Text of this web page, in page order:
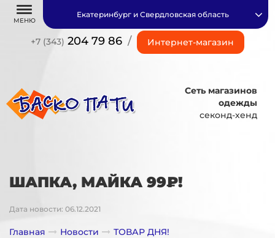
МЕНЮ
+7 (343) 204 79 86 / Интернет-магазин
Екатеринбург и Свердловская область
Сеть магазинов
одежды
секонд-хенд
ШАПКА, МАЙКА 99₽!
Дата новости: 06.12.2021
Главная Новости
ТОВАР ДНЯ!